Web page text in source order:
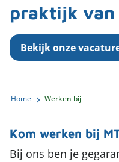
praktijk van
Bekijk onze
Home Werken bij
Kom werken bij
Bij ons ben je